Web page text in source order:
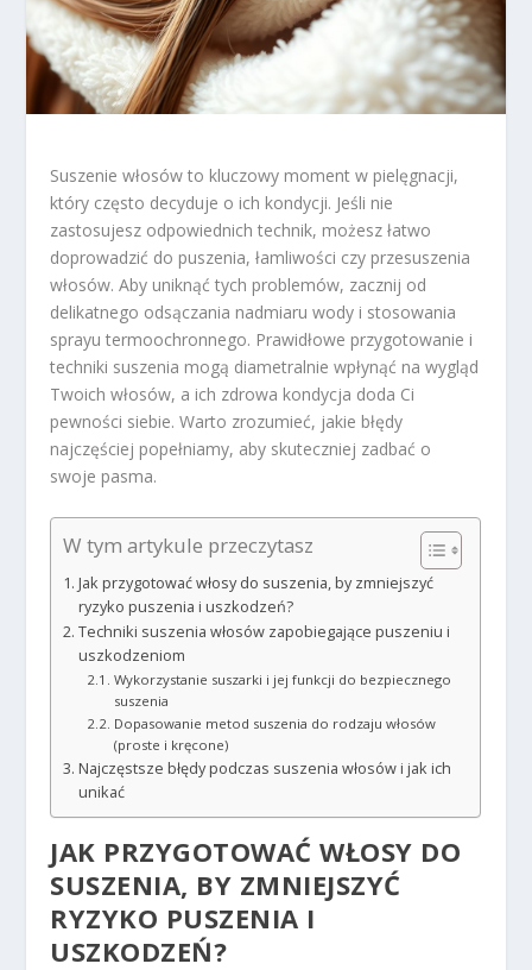
Suszenie włosów to kluczowy moment w pielęgnacji,
który często decyduje o ich kondycji. Jeśli nie
zastosujesz odpowiednich technik, możesz łatwo
doprowadzić do puszenia, łamliwości czy przesuszenia
włosów. Aby uniknąć tych problemów, zacznij od
delikatnego odsączania nadmiaru wody i stosowania
sprayu termoochronnego. Prawidłowe przygotowanie i
techniki suszenia mogą diametralnie wpłynąć na wygląd
Twoich włosów, a ich zdrowa kondycja doda Ci
pewności siebie. Warto zrozumieć, jakie błędy
najczęściej popełniamy, aby skuteczniej zadbać o
swoje pasma.
W tym artykule przeczytasz
Jak przygotować włosy do suszenia, by zmniejszyć
ryzyko puszenia i uszkodzeń?
Techniki suszenia włosów zapobiegające puszeniu i
uszkodzeniom
Wykorzystanie suszarki i jej funkcji do bezpiecznego
suszenia
Dopasowanie metod suszenia do rodzaju włosów
(proste i kręcone)
Najczęstsze błędy podczas suszenia włosów i jak ich
unikać
JAK PRZYGOTOWAĆ WŁOSY DO
SUSZENIA, BY ZMNIEJSZYĆ
RYZYKO PUSZENIA I
USZKODZEŃ?